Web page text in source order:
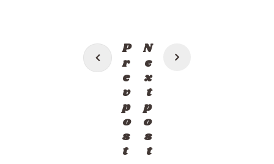
投
稿
P
r
e
v
p
o
s
t
N
e
x
t
p
o
s
t